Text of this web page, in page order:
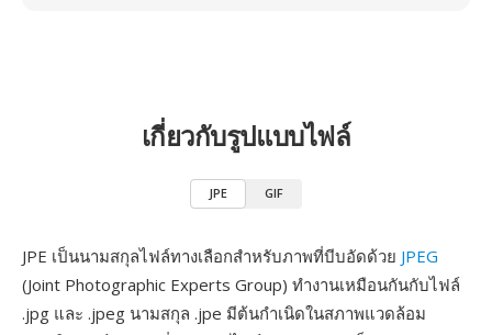
เกี่ยวกับรูปแบบไฟล์
JPE GIF
JPE เป็นนามสกุลไฟล์ทางเลือกสำหรับภาพที่บีบอัดด้วย JPEG
(Joint Photographic Experts Group) ทำงานเหมือนกันกับไฟล์
.jpg และ .jpeg นามสกุล .jpe มีต้นกำเนิดในสภาพแวดล้อม